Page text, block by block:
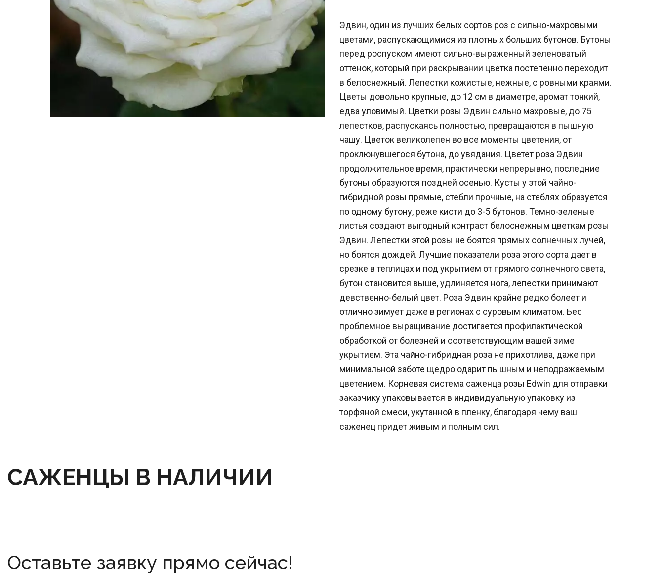
Эдвин, один из лучших белых сортов роз с сильно-махровыми
цветами, распускающимися из плотных больших бутонов. Бутоны
перед роспуском имеют сильно-выраженный зеленоватый
оттенок, который при раскрывании цветка постепенно переходит
в белоснежный. Лепестки кожистые, нежные, с ровными краями.
Цветы довольно крупные, до 12 см в диаметре, аромат тонкий,
едва уловимый. Цветки розы Эдвин сильно махровые, до 75
лепестков, распускаясь полностью, превращаются в пышную
чашу. Цветок великолепен во все моменты цветения, от
проклюнувшегося бутона, до увядания. Цветет роза Эдвин
продолжительное время, практически непрерывно, последние
бутоны образуются поздней осенью. Кусты у этой чайно-
гибридной розы прямые, стебли прочные, на стеблях образуется
по одному бутону, реже кисти до 3-5 бутонов. Темно-зеленые
листья создают выгодный контраст белоснежным цветкам розы
Эдвин. Лепестки этой розы не боятся прямых солнечных лучей,
но боятся дождей. Лучшие показатели роза этого сорта дает в
срезке в теплицах и под укрытием от прямого солнечного света,
бутон становится выше, удлиняется нога, лепестки принимают
девственно-белый цвет. Роза Эдвин крайне редко болеет и
отлично зимует даже в регионах с суровым климатом. Бес
проблемное выращивание достигается профилактической
обработкой от болезней и соответствующим вашей зиме
укрытием. Эта чайно-гибридная роза не прихотлива, даже при
минимальной заботе щедро одарит пышным и неподражаемым
цветением. Корневая система саженца розы Edwin для отправки
заказчику упаковывается в индивидуальную упаковку из
торфяной смеси, укутанной в пленку, благодаря чему ваш
саженец придет живым и полным сил.
САЖЕНЦЫ В НАЛИЧИИ
Оставьте заявку прямо сейчас!